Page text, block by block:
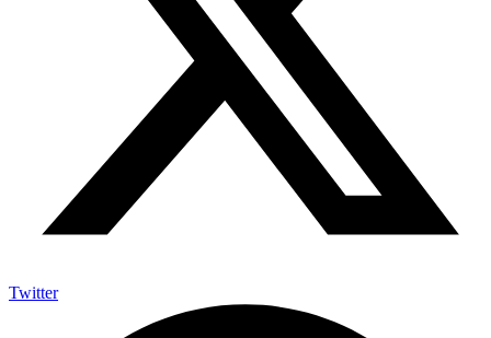
Twitter